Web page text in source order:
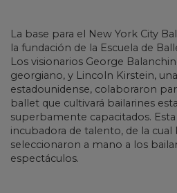
La base para el New York City
la fundación de la Escuela de
Los visionarios George
georgiano, y Lincoln Kirstein,
estadounidense, colaboraron
ballet que cultivará bailarines
superbamente capacitados.
incubadora de talento, de la cual
seleccionaron a mano a los
espectáculos.